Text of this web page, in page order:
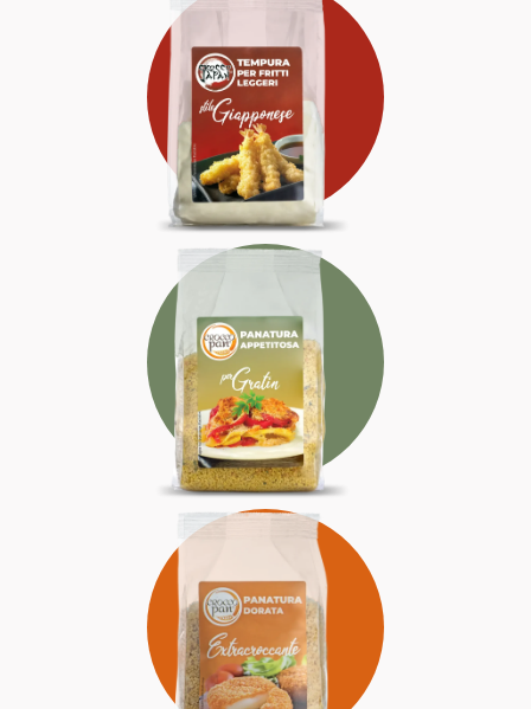
LEGGERA
SOFISTICATA
ELEGANTE
APPETITOSA
SAPORITA
IRRESISTIBILE
DORATA
INCONFONDIBILE
ENERGICA